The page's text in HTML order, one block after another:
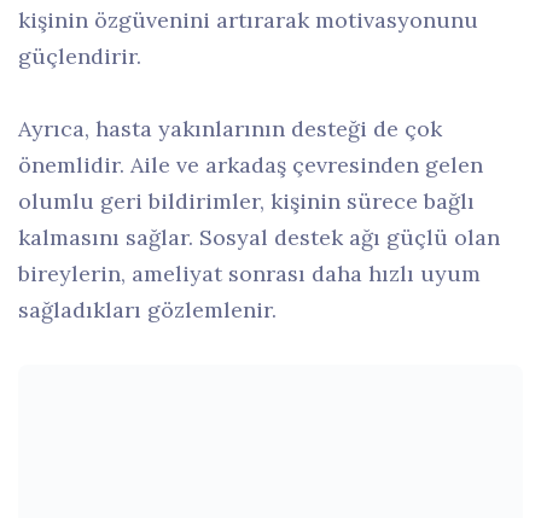
kişinin özgüvenini artırarak motivasyonunu
güçlendirir.
Ayrıca, hasta yakınlarının desteği de çok
önemlidir. Aile ve arkadaş çevresinden gelen
olumlu geri bildirimler, kişinin sürece bağlı
kalmasını sağlar. Sosyal destek ağı güçlü olan
bireylerin, ameliyat sonrası daha hızlı uyum
sağladıkları gözlemlenir.